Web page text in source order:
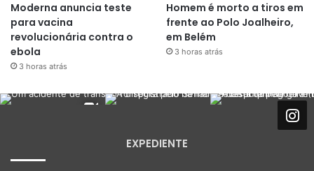
Moderna anuncia teste
para vacina
revolucionária contra o
ebola
3 horas atrás
Homem é morto a tiros em
frente ao Polo Joalheiro,
em Belém
3 horas atrás
EXPEDIENTE